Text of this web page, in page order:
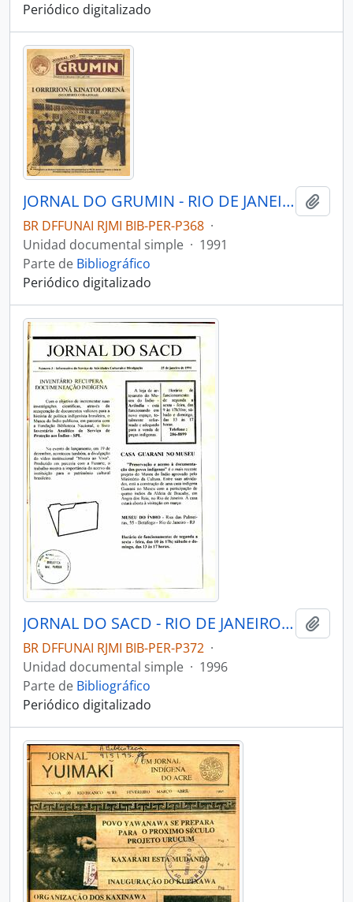
Periódico digitalizado
JORNAL DO GRUMIN - RIO DE JANEIRO GRUMIN - 1991 - Nº05
BR DFFUNAI RJMI BIB-PER-P368 ·
Unidad documental simple · 1991
Parte de Bibliográfico
Periódico digitalizado
JORNAL DO SACD - RIO DE JANEIRO MUSEU DO ÍNDIO - 1996 - Nº03
BR DFFUNAI RJMI BIB-PER-P372 ·
Unidad documental simple · 1996
Parte de Bibliográfico
Periódico digitalizado